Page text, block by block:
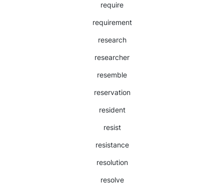
require
requirement
research
researcher
resemble
reservation
resident
resist
resistance
resolution
resolve